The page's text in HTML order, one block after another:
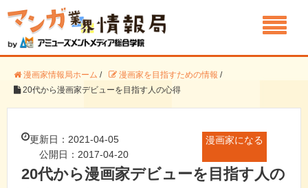
漫画家情報局ホーム / 漫画家を目指すための情報 /
20代から漫画家デビューを目指す人の心得
更新日：2021-04-05
公開日：2017-04-20
漫画家になる
20代から漫画家デビューを目指す人の